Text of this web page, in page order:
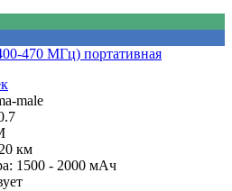
male
км
1500 - 2000 мАч